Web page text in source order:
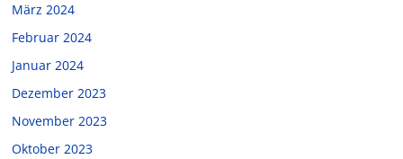
März 2024
Februar 2024
Januar 2024
Dezember 2023
November 2023
Oktober 2023